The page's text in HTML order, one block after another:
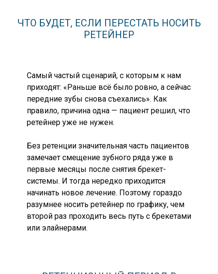
ЧТО БУДЕТ, ЕСЛИ ПЕРЕСТАТЬ НОСИТЬ
РЕТЕЙНЕР
Самый частый сценарий, с которым к нам
приходят: «Раньше всё было ровно, а сейчас
передние зубы снова съехались». Как
правило, причина одна — пациент решил, что
ретейнер уже не нужен.
Без ретенции значительная часть пациентов
замечает смещение зубного ряда уже в
первые месяцы после снятия брекет-
системы. И тогда нередко приходится
начинать новое лечение. Поэтому гораздо
разумнее носить ретейнер по графику, чем
второй раз проходить весь путь с брекетами
или элайнерами.